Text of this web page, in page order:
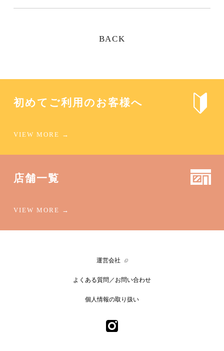
BACK
初めてご利用のお客様へ
店舗一覧
運営会社
よくある質問／お問い合わせ
個人情報の取り扱い